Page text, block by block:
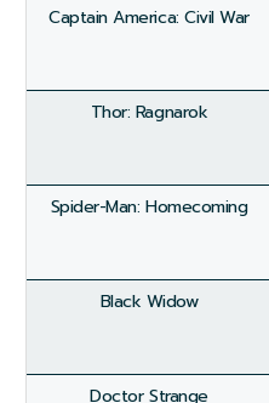
Captain America: Civil War
Thor: Ragnarok
Spider-Man: Homecoming
Black Widow
Doctor Strange